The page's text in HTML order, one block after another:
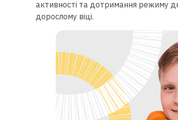
активності та дотримання режиму
дорослому віці.